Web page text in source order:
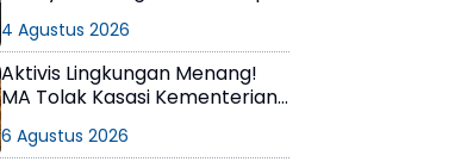
4 Agustus 2026
Aktivis Lingkungan Menang!
MA Tolak Kasasi Kementerian
KPC Dinyatakan Informasi
6 Agustus 2026